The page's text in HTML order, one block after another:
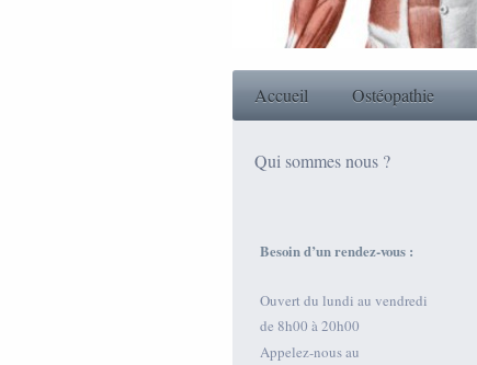
Accueil Ostéopathie
Qui sommes nous ?
Besoin d’un rendez-vous :
Ouvert du lundi au vendredi
de 8h00 à 20h00
Appelez-nous au